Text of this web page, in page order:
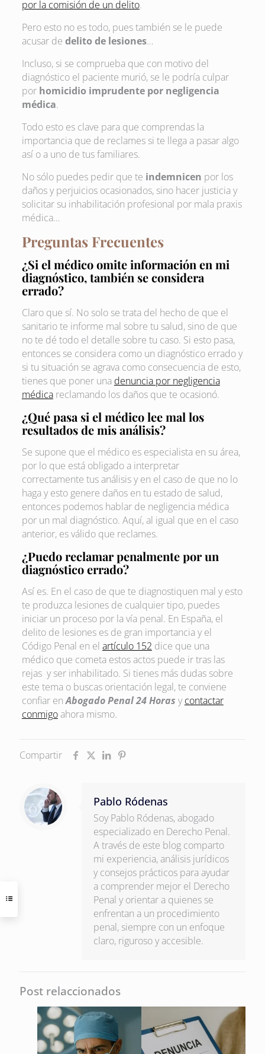
por la comisión de un delito.
Pero esto no es todo, pues también se le puede
acusar de delito de lesiones…
Incluso, si se comprueba que con motivo del
diagnóstico el paciente murió, se le podría culpar
por homicidio imprudente por negligencia
médica.
Todo esto es clave para que comprendas la
importancia que de reclames si te llega a pasar algo
así o a uno de tus familiares.
No sólo puedes pedir que te indemnicen por los
daños y perjuicios ocasionados, sino hacer justicia y
solicitar su inhabilitación profesional por mala praxis
médica…
Preguntas Frecuentes
¿Si el médico omite información en mi
diagnóstico, también se considera
errado?
Claro que sí. No solo se trata del hecho de que el
sanitario te informe mal sobre tu salud, sino de que
no te dé todo el detalle sobre tu caso. Si esto pasa,
entonces se considera como un diagnóstico errado y
si tu situación se agrava como consecuencia de esto,
tienes que poner una denuncia por negligencia
médicareclamando los daños que te ocasionó.
¿Qué pasa si el médico lee mal los
resultados de mis análisis?
Se supone que el médico es especialista en su área,
por lo que está obligado a interpretar
correctamente tus análisis y en el caso de que no lo
haga y esto genere daños en tu estado de salud,
entonces podemos hablar de negligencia médica
por un mal diagnóstico. Aquí, al igual que en el caso
anterior, es válido que reclames.
¿Puedo reclamar penalmente por un
diagnóstico errado?
Así es. En el caso de que te diagnostiquen mal y esto
te produzca lesiones de cualquier tipo, puedes
iniciar un proceso por la vía penal. En España, el
delito de lesiones es de gran importancia y el
Código Penal en el artículo 152 dice que una
médico que cometa estos actos puede ir tras las
rejas y ser inhabilitado. Si tienes más dudas sobre
este tema o buscas orientación legal, te conviene
confiar enAbogado Penal 24 Horas y contactar
conmigoahora mismo.
Compartir
Pablo Ródenas
Soy Pablo Ródenas, abogado
especializado en Derecho Penal.
A través de este blog comparto
mi experiencia, análisis jurídicos
y consejos prácticos para ayudar
a comprender mejor el Derecho
Penal y orientar a quienes se
enfrentan a un procedimiento
penal, siempre con un enfoque
claro, riguroso y accesible.
Post relaccionados